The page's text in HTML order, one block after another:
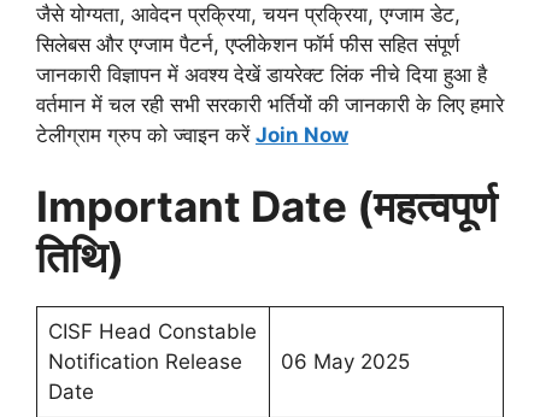
जैसे योग्यता, आवेदन प्रक्रिया, चयन प्रक्रिया, एग्जाम डेट,
सिलेबस और एग्जाम पैटर्न, एप्लीकेशन फॉर्म फीस सहित संपूर्ण
जानकारी विज्ञापन में अवश्य देखें डायरेक्ट लिंक नीचे दिया हुआ है
वर्तमान में चल रही सभी सरकारी भर्तियों की जानकारी के लिए हमारे
टेलीग्राम ग्रुप को ज्वाइन करें Join Now
Important Date (महत्वपूर्ण
तिथि)
CISF Head Constable
Notification Release
Date
06 May 2025